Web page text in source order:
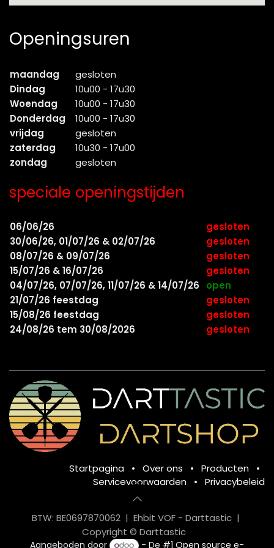
Openingsuren
maandag
gesloten
Dindag
10u00 - 17u30
Woendag
10u00 - 17u30
Donderdag
10u00 - 17u30
vrijdag
gesloten
zaterdag
10u30 - 17u00
zondag
gesloten
speciale openingstijden
06/06/26
gesloten
30/06/26, 01/07/26 & 02/07/26
gesloten
08/07/26 & 09/07/26
gesloten
15/07/26 & 16/07/26
gesloten
04/07/26, 07/07/26, 11/07/26 & 14/07/26
open
21/07/26 feestdag
gesloten
15/08/26 feestdag
gesloten
24/08/26 tem 30/08/2026
gesloten
Startpagina • Over ons • Producten
•
Servicevoorwaarden
• Privacybeleid
BTW: BE0697870062 | Ehbit VOF - Darttastic |
Copyright © Darttastic
Aangeboden door - De #1Open source e-